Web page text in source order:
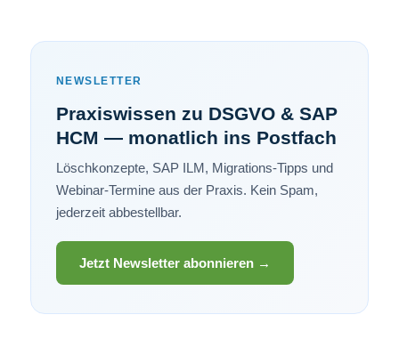
NEWSLETTER
Praxiswissen zu DSGVO & SAP
HCM — monatlich ins Postfach
Löschkonzepte, SAP ILM, Migrations-Tipps und
Webinar-Termine aus der Praxis. Kein Spam,
jederzeit abbestellbar.
Jetzt Newsletter abonnieren →